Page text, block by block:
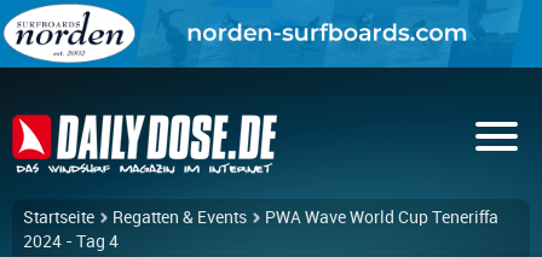
Startseite Regatten & Events
PWA Wave World Cup Teneriffa
2024 - Tag 4